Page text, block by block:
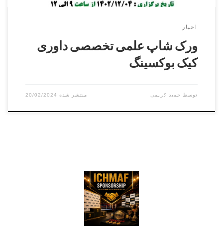
اخبار
ورک شاپ علمی تخصصی داوری
کیک بوکسینگ
توسط حمید کریمی 20/02/2024